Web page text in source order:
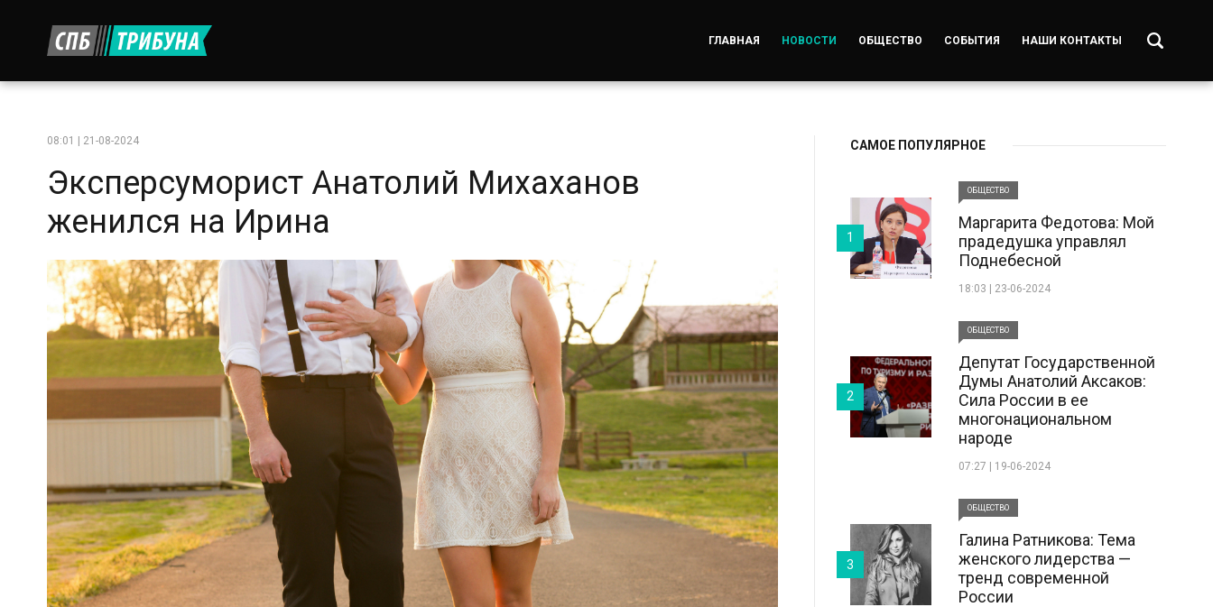
ГЛАВНАЯ НОВОСТИ ОБЩЕСТВО СОБЫТИЯ НАШИ КОНТАКТЫ
08:01 | 21-08-2024
Эксперсуморист Анатолий Михаханов
женился на Ирина
САМОЕ ПОПУЛЯРНОЕ
ОБЩЕСТВО
Маргарита Федотова: Мой
прадедушка управлял
Поднебесной
18:03 | 23-06-2024
1
ОБЩЕСТВО
Депутат Государственной
Думы Анатолий Аксаков:
Сила России в ее
многонациональном
народе
07:27 | 19-06-2024
2
ОБЩЕСТВО
Галина Ратникова: Тема
женского лидерства —
тренд современной
России
3